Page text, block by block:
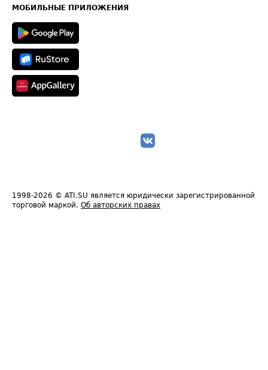
Техническая информация
МОБИЛЬНЫЕ ПРИЛОЖЕНИЯ
1998-2026 © ATI.SU является юридически зарегистрированной
торговой маркой. Об авторских правах